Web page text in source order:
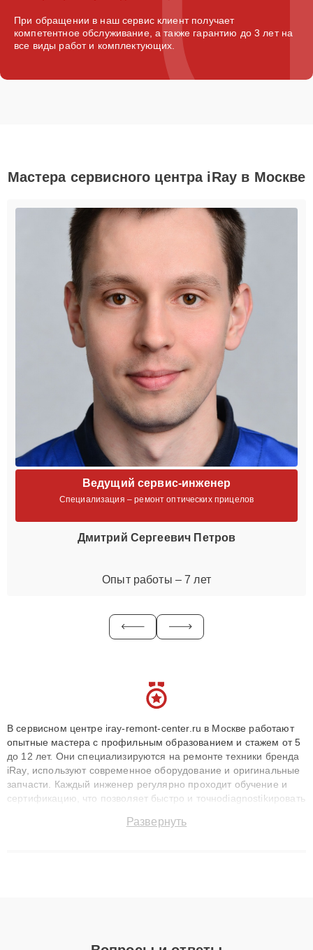
При обращении в наш сервис клиент получает
компетентное обслуживание, а также гарантию до 3 лет на
все виды работ и комплектующих.
Мастера сервисного центра iRay в Москве
Ведущий сервис-инженер
Специализация – ремонт оптических прицелов
Дмитрий Сергеевич Петров
Опыт работы – 7 лет
В сервисном центре iray-remont-center.ru в Москве работают
опытные мастера с профильным образованием и стажем от 5
до 12 лет. Они специализируются на ремонте техники бренда
iRay, используют современное оборудование и оригинальные
запчасти. Каждый инженер регулярно проходит обучение и
сертификацию, что позволяет быстро и точноdiagnostikировать
до 3 лет. Наши мастера решают сложные случаи: от замены
Развернуть